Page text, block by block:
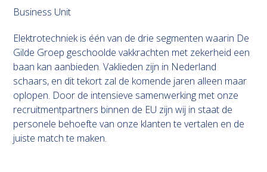
Business Unit
Elektrotechniek is één van de drie segmenten waarin De
Gilde Groep geschoolde vakkrachten met zekerheid een
baan kan aanbieden. Vaklieden zijn in Nederland
schaars, en dit tekort zal de komende jaren alleen maar
oplopen. Door de intensieve samenwerking met onze
recruitmentpartners binnen de EU zijn wij in staat de
personele behoefte van onze klanten te vertalen en de
juiste match te maken.